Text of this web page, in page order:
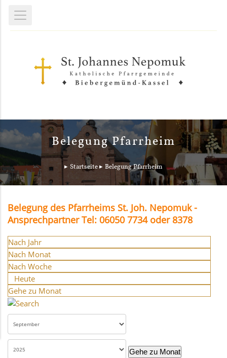
Belegung Pfarrheim
Startseite Belegung Pfarrheim
Belegung des Pfarrheims St. Joh. Nepomuk -
Ansprechpartner Tel: 06050 7734 oder 8378
Nach Jahr
Nach Monat
Nach Woche
Heute
Gehe zu Monat
Gehe zu Monat